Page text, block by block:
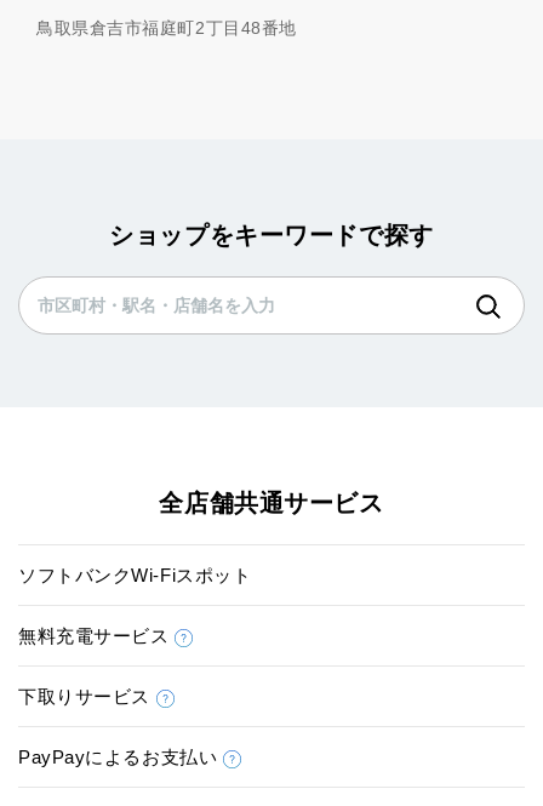
鳥取県倉吉市福庭町2丁目48番地
ショップをキーワードで探す
全店舗共通サービス
ソフトバンクWi-Fiスポット
無料充電サービス
下取りサービス
PayPayによるお支払い